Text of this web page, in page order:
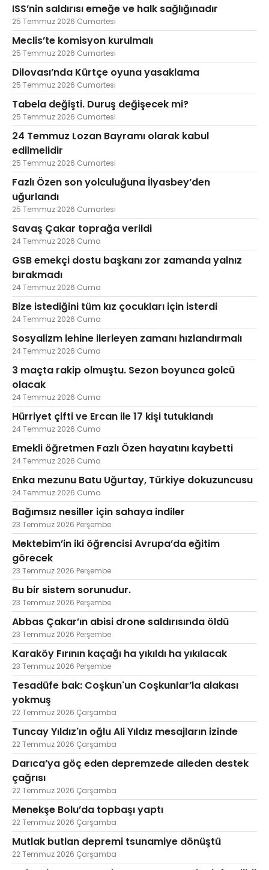
ISS’nin saldırısı emeğe ve halk sağlığınadır
25 Temmuz 2026 Cumartesi
Meclis’te komisyon kurulmalı
25 Temmuz 2026 Cumartesi
Dilovası’nda Kürtçe oyuna yasaklama
25 Temmuz 2026 Cumartesi
Tabela değişti. Duruş değişecek mi?
25 Temmuz 2026 Cumartesi
24 Temmuz Lozan Bayramı olarak kabul
edilmelidir
25 Temmuz 2026 Cumartesi
Fazlı Özen son yolculuğuna İlyasbey’den
uğurlandı
25 Temmuz 2026 Cumartesi
Savaş Çakar toprağa verildi
24 Temmuz 2026 Cuma
GSB emekçi dostu başkanı zor zamanda yalnız
bırakmadı
24 Temmuz 2026 Cuma
Bize istediğini tüm kız çocukları için isterdi
24 Temmuz 2026 Cuma
Sosyalizm lehine ilerleyen zamanı hızlandırmalı
24 Temmuz 2026 Cuma
3 maçta rakip olmuştu. Sezon boyunca golcü
olacak
24 Temmuz 2026 Cuma
Hürriyet çifti ve Ercan ile 17 kişi tutuklandı
24 Temmuz 2026 Cuma
Emekli öğretmen Fazlı Özen hayatını kaybetti
24 Temmuz 2026 Cuma
Enka mezunu Batu Uğurtay, Türkiye dokuzuncusu
24 Temmuz 2026 Cuma
Bağımsız nesiller için sahaya indiler
23 Temmuz 2026 Perşembe
Mektebim’in iki öğrencisi Avrupa’da eğitim
görecek
23 Temmuz 2026 Perşembe
Bu bir sistem sorunudur.
23 Temmuz 2026 Perşembe
Abbas Çakar’ın abisi drone saldırısında öldü
23 Temmuz 2026 Perşembe
Karaköy Fırının kaçağı ha yıkıldı ha yıkılacak
23 Temmuz 2026 Perşembe
Tesadüfe bak: Coşkun'un Coşkunlar’la alakası
yokmuş
22 Temmuz 2026 Çarşamba
Tuncay Yıldız'ın oğlu Ali Yıldız mesajların izinde
22 Temmuz 2026 Çarşamba
Darıca’ya göç eden depremzede aileden destek
çağrısı
22 Temmuz 2026 Çarşamba
Menekşe Bolu’da topbaşı yaptı
22 Temmuz 2026 Çarşamba
Mutlak butlan depremi tsunamiye dönüştü
22 Temmuz 2026 Çarşamba